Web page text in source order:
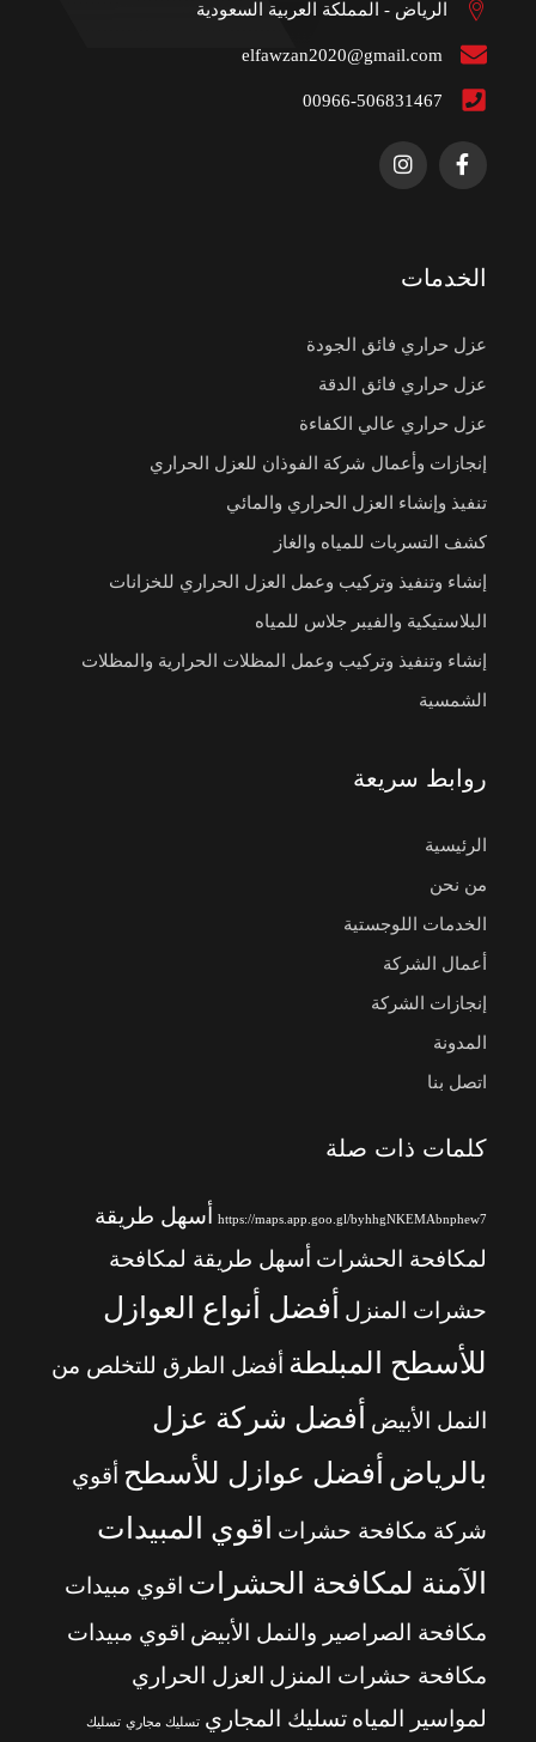
الرياض - المملكة العربية السعودية
elfawzan2020@gmail.com
00966-506831467
الخدمات
عزل حراري فائق الجودة
عزل حراري فائق الدقة
عزل حراري عالي الكفاءة
إنجازات وأعمال شركة الفوذان للعزل الحراري
تنفيذ وإنشاء العزل الحراري والمائي
كشف التسربات للمياه والغاز
إنشاء وتنفيذ وتركيب وعمل العزل الحراري للخزانات
البلاستيكية والفيبر جلاس للمياه
إنشاء وتنفيذ وتركيب وعمل المظلات الحرارية والمظلات
الشمسية
روابط سريعة
الرئيسية
من نحن
الخدمات اللوجستية
أعمال الشركة
إنجازات الشركة
المدونة
اتصل بنا
كلمات ذات صلة
https://maps.app.goo.gl/byhhgNKEMAbnphew7 أسهل طريقة
لمكافحة الحشرات أسهل طريقة لمكافحة
حشرات المنزل
أفضل أنواع العوازل
للأسطح المبلطة أفضل الطرق للتخلص من
النمل الأبيض
أفضل شركة عزل
بالرياض أفضل عوازل للأسطح أقوي
شركة مكافحة حشرات
اقوي المبيدات
الآمنة لمكافحة الحشرات اقوي مبيدات
مكافحة الصراصير والنمل الأبيض اقوي مبيدات
مكافحة حشرات المنزل العزل الحراري
لمواسير المياه تسليك المجاري تسليك مجاري تسليك